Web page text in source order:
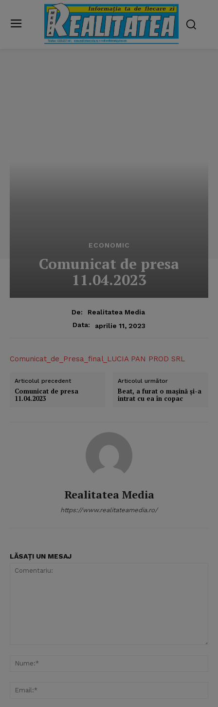
ECONOMIC
Comunicat de presa
11.04.2023
De:
Realitatea Media
Data:
aprilie 11, 2023
Comunicat_de_Presa_final_LUCIA PAN PROD SRL
Articolul precedent
Comunicat de presa
11.04.2023
Articolul următor
Beat, a furat o maşină şi-a
intrat cu ea în copac
Realitatea Media
https://www.realitateamedia.ro/
LĂSAȚI UN MESAJ